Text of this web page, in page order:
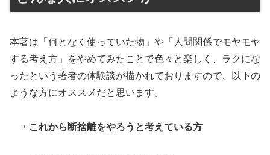
本著は「何となく使っていた物」や「人間関係でモヤモヤ
する考え方」をやめてみたことで色々と楽しく、ラクにな
ったという著者の体験談が描かれておりますので、以下の
ような方にオススメだと思います。
・これから断捨離をやろうと考えている方